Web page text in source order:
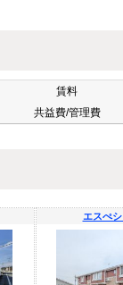
賃料
共益費/管理費
エスぺ